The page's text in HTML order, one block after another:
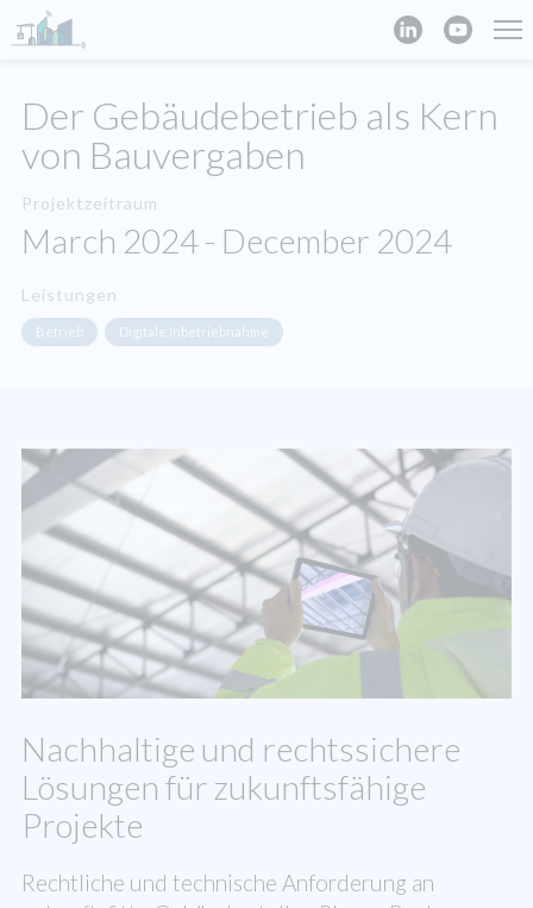
Der Gebäudebetrieb als Kern
von Bauvergaben
Projektzeitraum
March 2024 - December 2024
Leistungen
Betrieb Digitale Inbetriebnahme
Nachhaltige und rechtssichere
Lösungen für zukunftsfähige
Projekte
Rechtliche und technische Anforderung an